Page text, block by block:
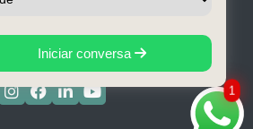
Mapa do site
1
Iniciar conversa